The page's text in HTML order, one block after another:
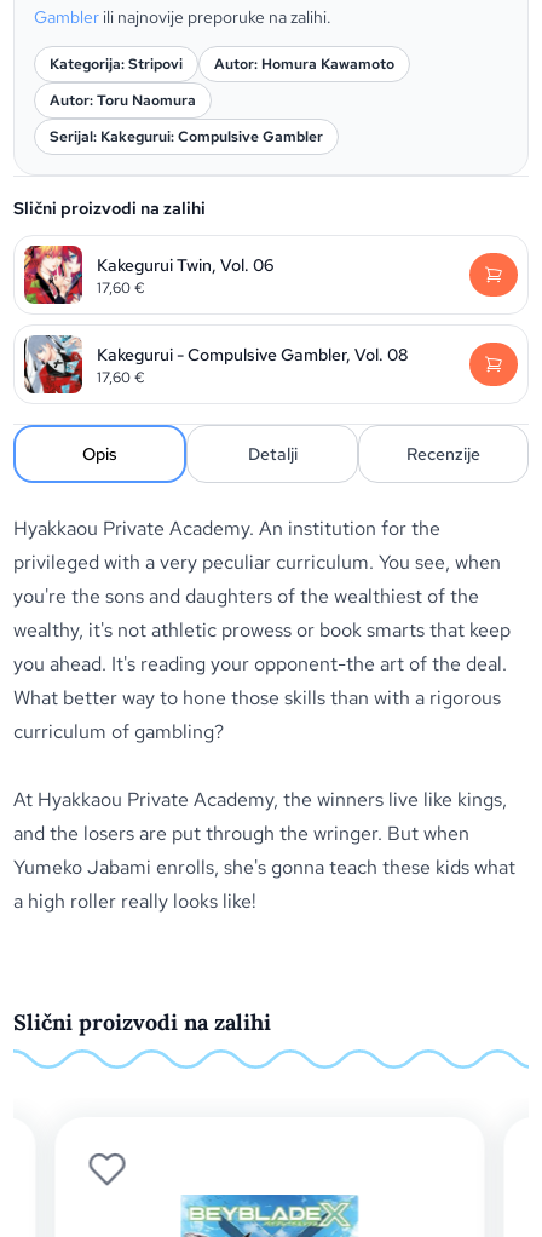
Gambler ili najnovije preporuke na zalihi.
Kategorija: Stripovi
Autor: Homura Kawamoto
Autor: Toru Naomura
Serijal: Kakegurui: Compulsive Gambler
Slični proizvodi na zalihi
Kakegurui Twin, Vol. 06
17,60€
Kakegurui - Compulsive Gambler, Vol. 08
17,60€
Opis Detalji Recenzije
Hyakkaou Private Academy. An institution for the
privileged with a very peculiar curriculum. You see, when
you're the sons and daughters of the wealthiest of the
wealthy, it's not athletic prowess or book smarts that keep
you ahead. It's reading your opponent-the art of the deal.
What better way to hone those skills than with a rigorous
curriculum of gambling?
At Hyakkaou Private Academy, the winners live like kings,
and the losers are put through the wringer. But when
Yumeko Jabami enrolls, she's gonna teach these kids what
a high roller really looks like!
Slični proizvodi na zalihi